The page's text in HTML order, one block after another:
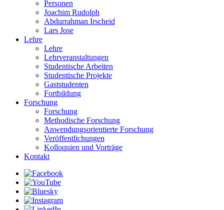
Personen
Joachim Rudolph
Abdurrahman Irscheid
Lars Jose
Lehre
Lehre
Lehrveranstaltungen
Studentische Arbeiten
Studentische Projekte
Gaststudenten
Fortbildung
Forschung
Forschung
Methodische Forschung
Anwendungsorientierte Forschung
Veröffentlichungen
Kolloquien und Vorträge
Kontakt